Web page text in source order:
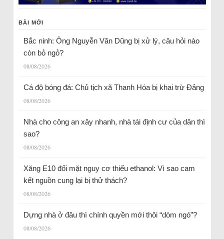
BÀI MỚI
Bắc ninh: Ông Nguyễn Văn Dũng bị xử lý, câu hỏi nào
còn bỏ ngỏ?
08/08/2026
Cá độ bóng đá: Chủ tịch xã Thanh Hóa bị khai trừ Đảng
08/08/2026
Nhà cho công an xây nhanh, nhà tái định cư của dân thì
sao?
08/08/2026
Xăng E10 đối mặt nguy cơ thiếu ethanol: Vì sao cam
kết nguồn cung lại bị thử thách?
08/08/2026
Dựng nhà ở đâu thì chính quyền mới thôi “dòm ngó”?
08/08/2026